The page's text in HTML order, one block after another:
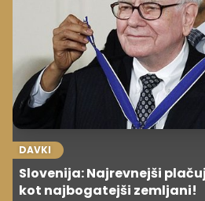
DAVKI
Slovenija: Najrevnejši
kot najbogatejši zemljani!